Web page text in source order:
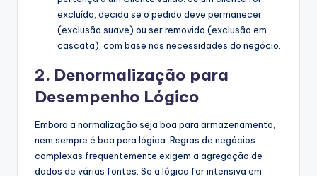
excluído, decida se o pedido deve permanecer
(exclusão suave) ou ser removido (exclusão em
cascata), com base nas necessidades do negócio.
2. Denormalização para
Desempenho Lógico
Embora a normalização seja boa para armazenamento,
nem sempre é boa para lógica. Regras de negócios
complexas frequentemente exigem a agregação de
dados de várias fontes. Se a lógica for intensiva em